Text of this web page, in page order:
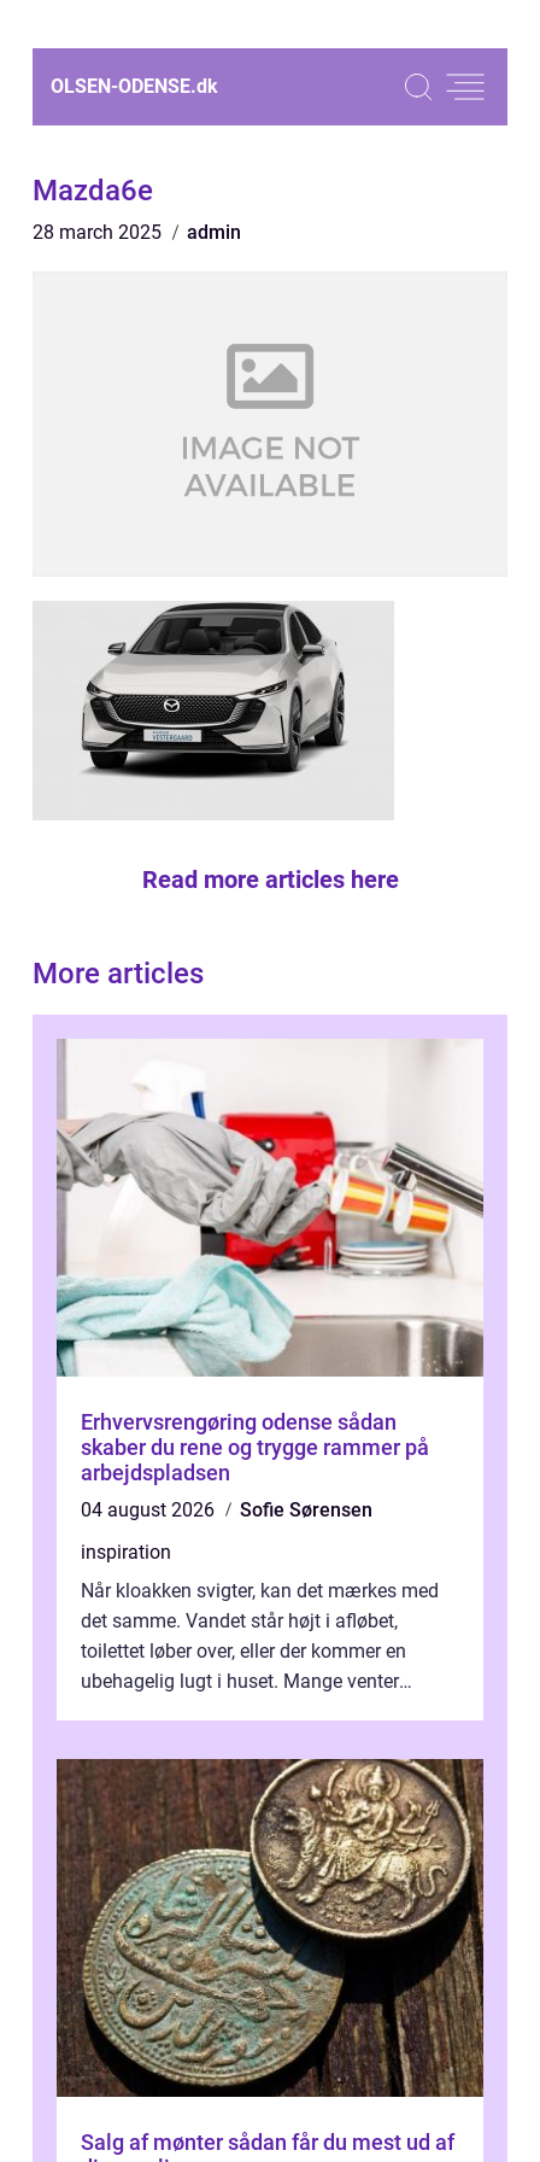
OLSEN-ODENSE.dk
Mazda6e
28 march 2025 admin
Read more articles here
More articles
Erhvervsrengøring odense sådan
skaber du rene og trygge rammer på
arbejdspladsen
04 august 2026
Sofie Sørensen
inspiration
Når kloakken svigter, kan det mærkes med
det samme. Vandet står højt i afløbet,
toilettet løber over, eller der kommer en
ubehagelig lugt i huset. Mange venter
Salg af mønter sådan får du mest ud af